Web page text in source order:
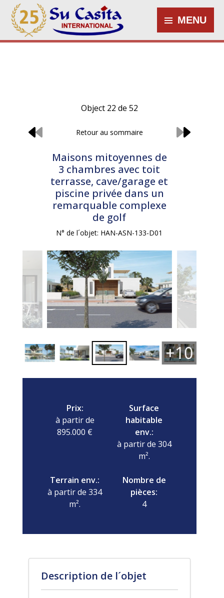
MENU
Object 22 de 52
Retour au sommaire
Maisons mitoyennes de
3 chambres avec toit
terrasse, cave/garage et
piscine privée dans un
remarquable complexe
de golf
N° de l´objet: HAN-ASN-133-D01
+10
Prix:
à partir de
895.000 €
Surface
habitable
env.:
à partir de 304
m².
Terrain env.:
à partir de 334
m².
Nombre de
pièces:
4
Description de l´objet